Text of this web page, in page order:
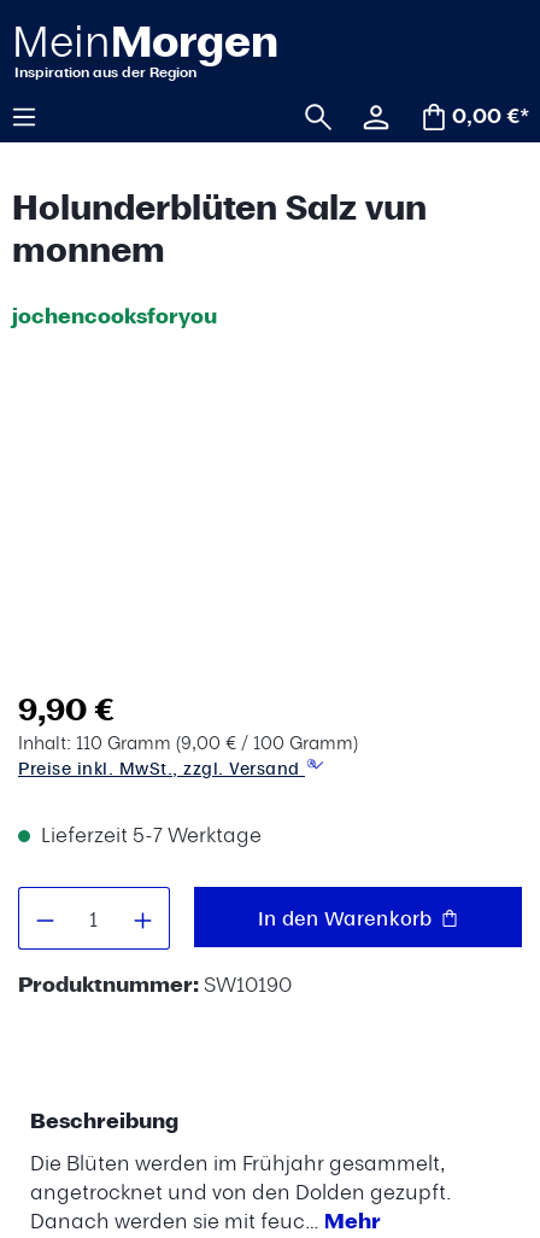
springen
0,00 €*
Holunderblüten Salz vun
monnem
jochencooksforyou
9,90 €
Inhalt: 110 Gramm (9,00 € / 100 Gramm)
Preise inkl. MwSt., zzgl. Versand
Lieferzeit 5-7 Werktage
Produkt Anzahl: Gib denIn den Warenkorb
Produktnummer:SW10190
Beschreibung
Die Blüten werden im Frühjahr gesammelt,
angetrocknet und von den Dolden gezupft.
Danach werden sie mit feuc… Mehr